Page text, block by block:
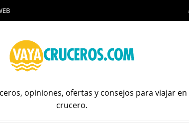
opiniones, ofertas y consejos para viajar en
crucero.